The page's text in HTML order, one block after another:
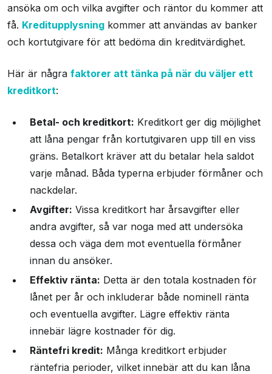
ansöka om och vilka avgifter och räntor du kommer att
få. Kreditupplysning kommer att användas av banker
och kortutgivare för att bedöma din kreditvärdighet.
Här är några faktorer att tänka på när du väljer ett
kreditkort:
Betal- och kreditkort: Kreditkort ger dig möjlighet
att låna pengar från kortutgivaren upp till en viss
gräns. Betalkort kräver att du betalar hela saldot
varje månad. Båda typerna erbjuder förmåner och
nackdelar.
Avgifter: Vissa kreditkort har årsavgifter eller
andra avgifter, så var noga med att undersöka
dessa och väga dem mot eventuella förmåner
innan du ansöker.
Effektiv ränta: Detta är den totala kostnaden för
lånet per år och inkluderar både nominell ränta
och eventuella avgifter. Lägre effektiv ränta
innebär lägre kostnader för dig.
Räntefri kredit: Många kreditkort erbjuder
räntefria perioder, vilket innebär att du kan låna